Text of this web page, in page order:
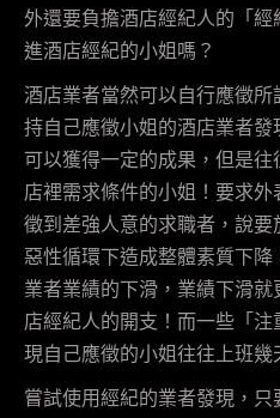
外還要負擔酒店經紀人的「經
進酒店經紀的小姐嗎？
酒店業者當然可以自行應徵
持自己應徵小姐的酒店業者
可以獲得一定的成果，但是
店裡需求條件的小姐！要求
徵到差強人意的求職者，說
惡性循環下造成整體素質下
業者業績的下滑，業績下滑
店經紀人的開支！而一些「
現自己應徵的小姐往往上班幾
嘗試使用經紀的業者發現，